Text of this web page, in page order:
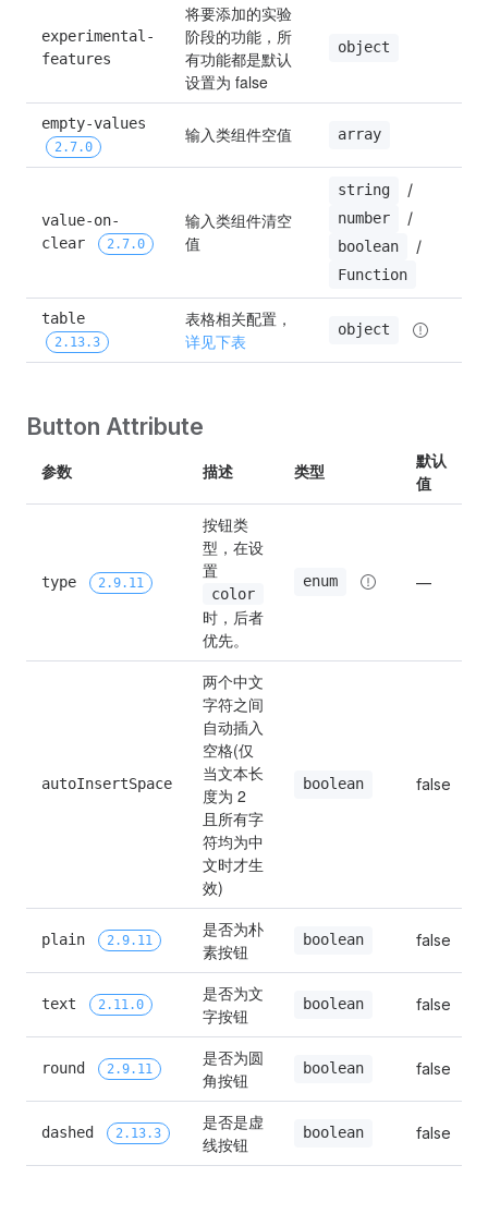
experimental-
features
将要添加的实验
阶段的功能，所
有功能都是默认
设置为 false
object
empty-values
2.7.0
输入类组件空值 array
value-on-
clear
2.7.0
输入类组件清空
值
string /
number /
boolean /
Function
table
2.13.3
表格相关配置，
详见下表
object
Button Attribute
参数 描述 类型
默认
值
type 2.9.11
按钮类
型，在设
置
color
时，后者
优先。
enum —
autoInsertSpace
两个中文
字符之间
自动插入
空格(仅
当文本长
度为 2
且所有字
符均为中
文时才生
效)
boolean false
plain 2.9.11
是否为朴
素按钮
boolean false
text 2.11.0
是否为文
字按钮
boolean false
round 2.9.11
是否为圆
角按钮
boolean false
dashed 2.13.3
是否是虚
线按钮
boolean false